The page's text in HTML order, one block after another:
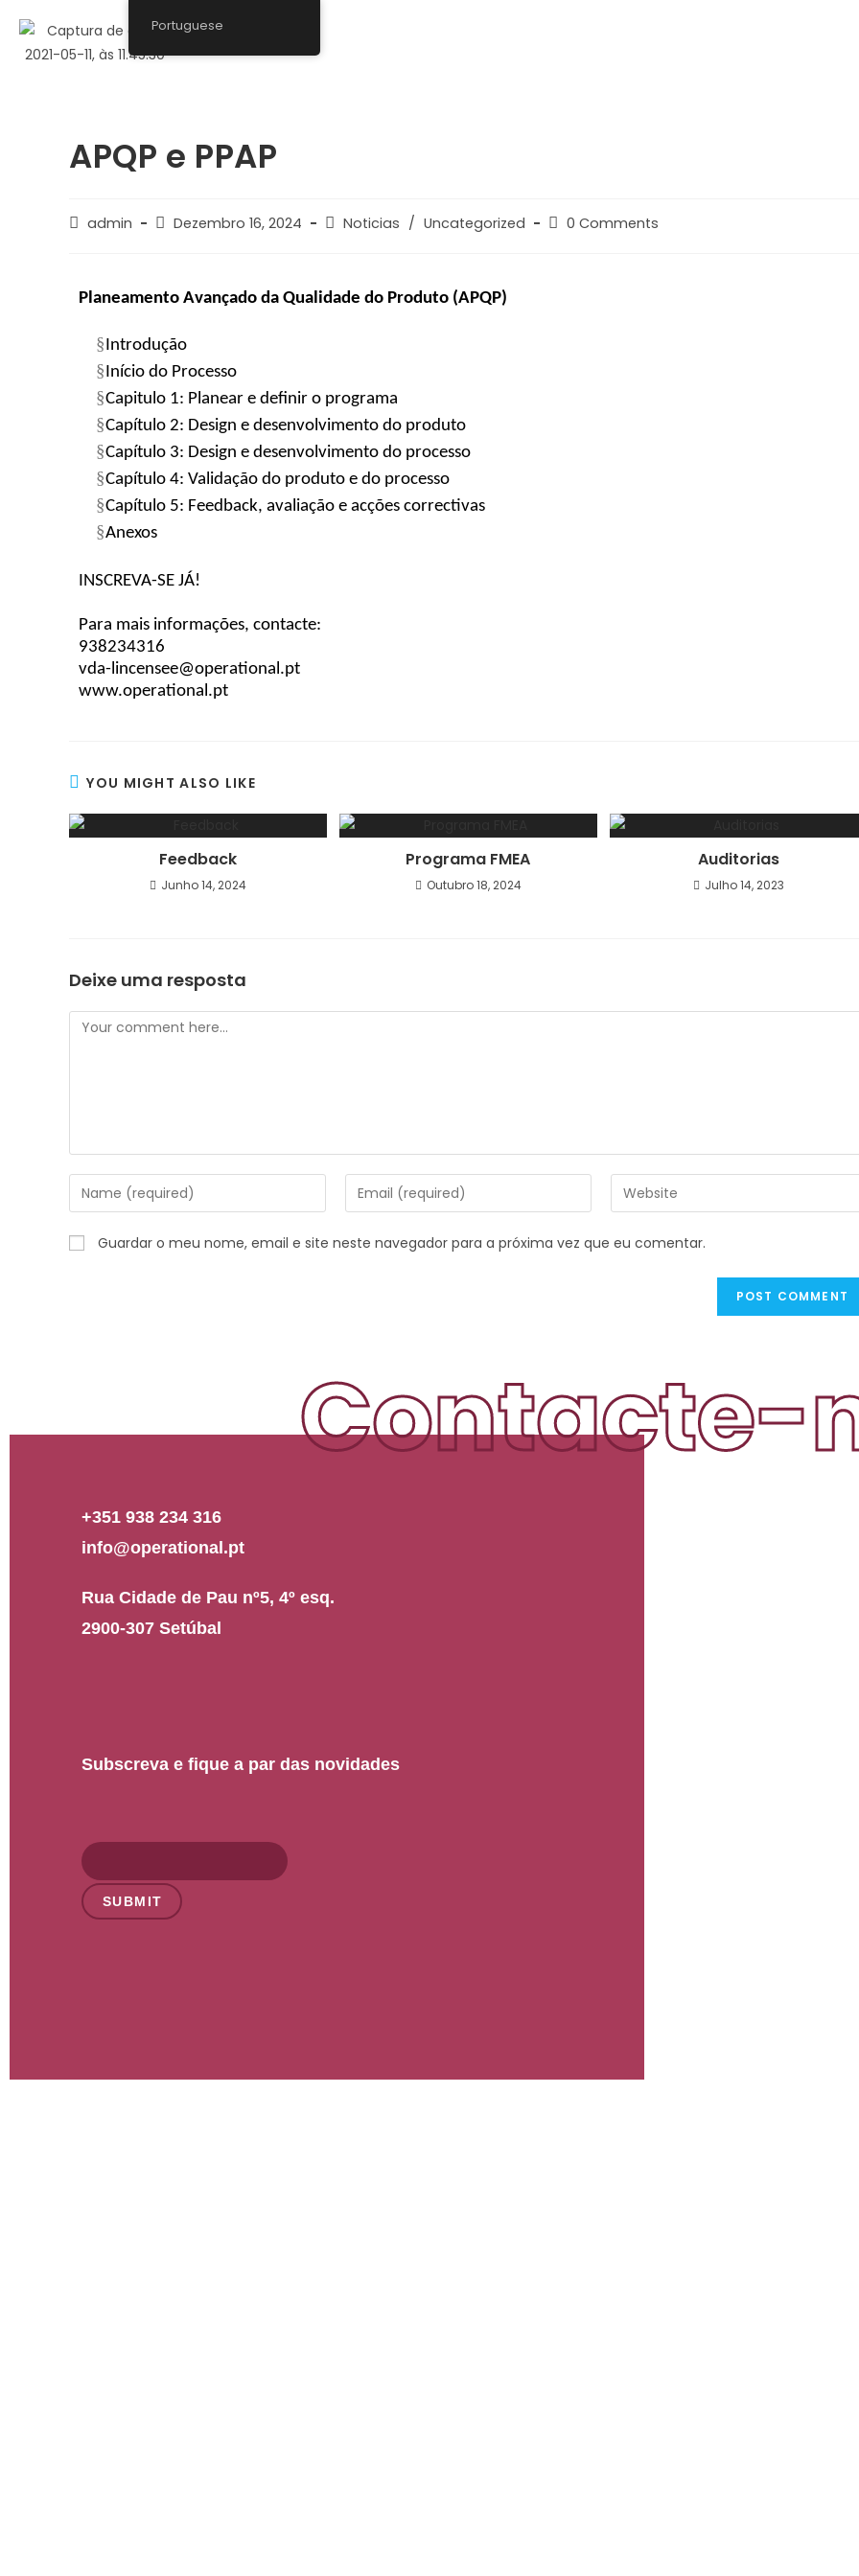
APQP e PPAP
admin Dezembro 16, 2024 Noticias / Uncategorized 0 Comments
Planeamento Avançado da Qualidade do Produto (APQP)
§Introdução
§Início do Processo
§Capitulo 1: Planear e definir o programa
§Capítulo 2: Design e desenvolvimento do produto
§Capítulo 3: Design e desenvolvimento do processo
§Capítulo 4: Validação do produto e do processo
§Capítulo 5: Feedback, avaliação eacções correctivas
§Anexos
INSCREVA-SE JÁ!
Para mais informações, contacte:
938234316
vda-lincensee@operational.pt
www.operational.pt
YOU MIGHT ALSO LIKE
Feedback
Junho 14, 2024
Programa FMEA
Outubro 18, 2024
Auditorias
Julho 14, 2023
Deixe uma resposta
Guardar o meu nome, email e site neste navegador para a próxima vez que eu comentar.
Contacte-
+351 938 234 316
info@operational.pt
Rua Cidade de Pau nº5, 4º esq.
2900-307 Setúbal
Subscreva e fique a par das novidades
Portuguese